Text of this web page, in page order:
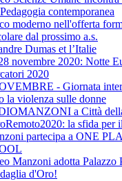
contemporanea
moderno nell'offerta
dal prossimo a.s.
Dumas et l’Italie
novembre 2020: Notte
2020
- Giornata
la violenza sulle donne
a Città
la sfida per
partecipa a ONE
Manzoni adotta Palazzo
d'Oro!